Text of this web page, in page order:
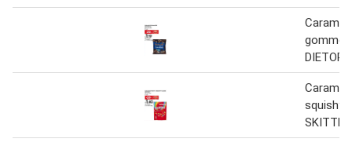
squishy